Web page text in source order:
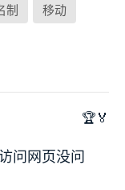
制 移动
🏆🏅
问网页没问